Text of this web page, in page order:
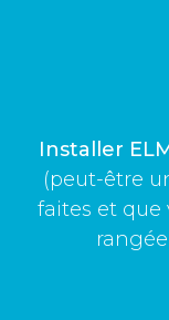
Installer
(peut-être
faites et que